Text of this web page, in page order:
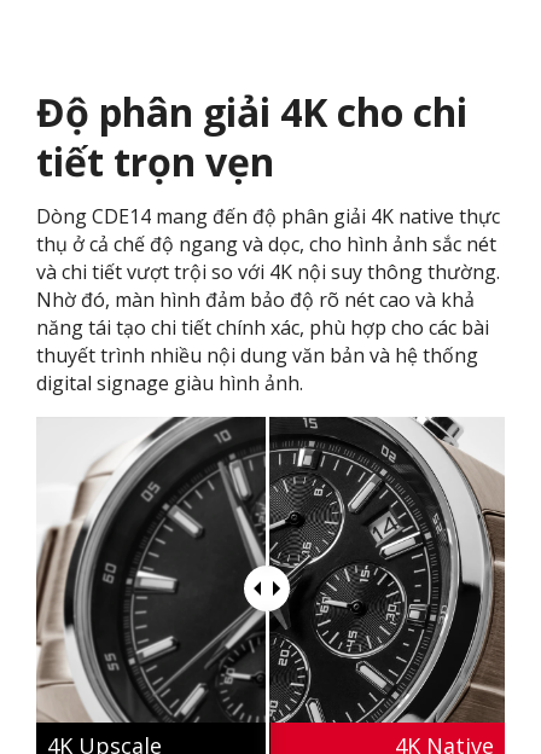
Độ phân giải 4K cho chi
tiết trọn vẹn
Dòng CDE14 mang đến độ phân giải 4K native thực
thụ ở cả chế độ ngang và dọc, cho hình ảnh sắc nét
và chi tiết vượt trội so với 4K nội suy thông thường.
Nhờ đó, màn hình đảm bảo độ rõ nét cao và khả
năng tái tạo chi tiết chính xác, phù hợp cho các bài
thuyết trình nhiều nội dung văn bản và hệ thống
digital signage giàu hình ảnh.
4K​ Upscale 4K Native